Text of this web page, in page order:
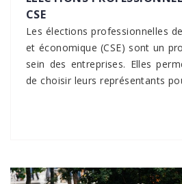
CSE
Les élections professionnelles
et économique (CSE) sont un
sein des entreprises. Elles
de choisir leurs représentants